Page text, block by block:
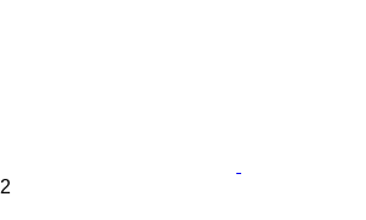
2